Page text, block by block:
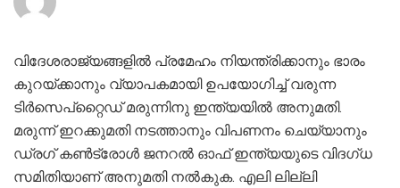
വിദേശരാജ്യങ്ങളിൽ പ്രമേഹം നിയന്ത്രിക്കാനും ഭാരം
കുറയ്‌ക്കാനും വ്യാപകമായി ഉപയോഗിച്ച്‌ വരുന്ന
ടിർസെപ്‌റ്റൈഡ്‌ മരുന്നിനു ഇന്ത്യയിൽ അനുമതി.
മരുന്ന് ഇറക്കുമതി നടത്താനും വിപണനം ചെയ്യാനും
ഡ്രഗ്‌ കൺട്രോൾ ജനറൽ ഓഫ്‌ ഇന്ത്യയുടെ വിദഗ്‌ധ
സമിതിയാണ് അനുമതി നൽകുക. എലി ലില്ലി